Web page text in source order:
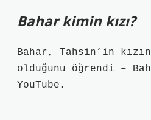
Bahar kimin kızı?
Bahar, Tahsin’in
olduğunu öğrendi –
YouTube.